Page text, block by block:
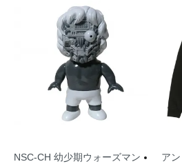
NSC‐CH 幼少期ウォーズマン
ア